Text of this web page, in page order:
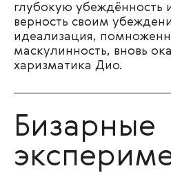
глубокую убеждённость
верность своим
идеализация,
маскулинность, вновь
харизматика Дио.
Бизарные